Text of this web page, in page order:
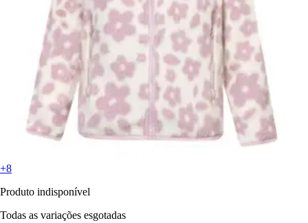
+8
Produto indisponível
Todas as variações esgotadas